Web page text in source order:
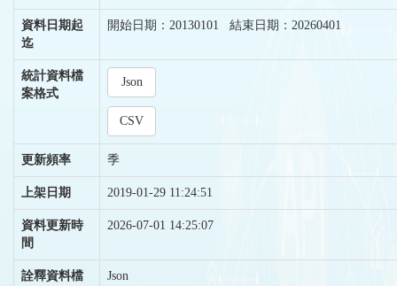
資料日期起
迄
開始日期：20130101 結束日期：20260401
統計資料檔
案格式
Json
CSV
更新頻率 季
上架日期 2019-01-29 11:24:51
資料更新時
間
2026-07-01 14:25:07
詮釋資料檔
Json